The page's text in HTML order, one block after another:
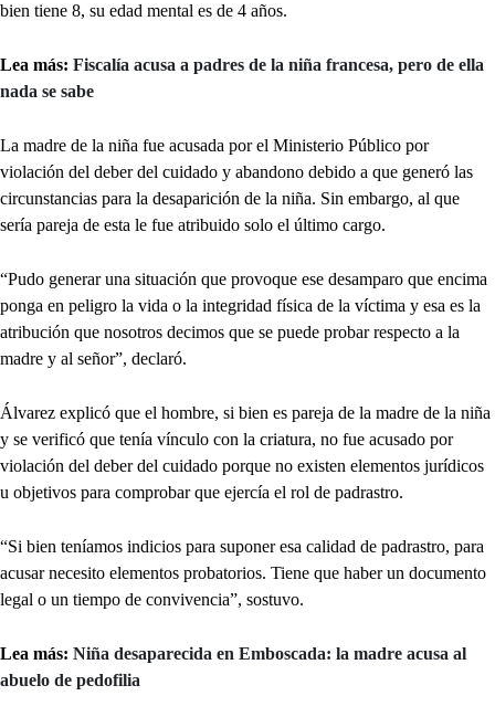
bien tiene 8, su edad mental es de 4 años.
Lea más: Fiscalía acusa a padres de la niña francesa, pero de ella
nada se sabe
La madre de la niña fue acusada por el Ministerio Público por
violación del deber del cuidado y abandono debido a que generó las
circunstancias para la desaparición de la niña. Sin embargo, al que
sería pareja de esta le fue atribuido solo el último cargo.
“Pudo generar una situación que provoque ese desamparo que encima
ponga en peligro la vida o la integridad física de la víctima y esa es la
atribución que nosotros decimos que se puede probar respecto a la
madre y al señor”, declaró.
Álvarez explicó que el hombre, si bien es pareja de la madre de la niña
y se verificó que tenía vínculo con la criatura, no fue acusado por
violación del deber del cuidado porque no existen elementos jurídicos
u objetivos para comprobar que ejercía el rol de padrastro.
“Si bien teníamos indicios para suponer esa calidad de padrastro, para
acusar necesito elementos probatorios. Tiene que haber un documento
legal o un tiempo de convivencia”, sostuvo.
Lea más: Niña desaparecida en Emboscada: la madre acusa al
abuelo de pedofilia